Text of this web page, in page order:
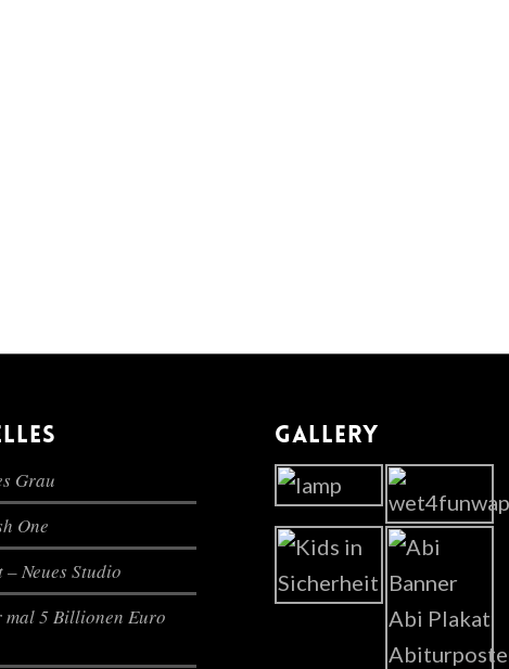
Grau
One
Neues Studio
mal 5 Billionen Euro
GALLERY